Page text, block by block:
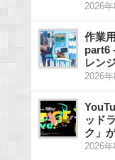
2026
作業
part6
レン
2026
ッド
ク」
2026